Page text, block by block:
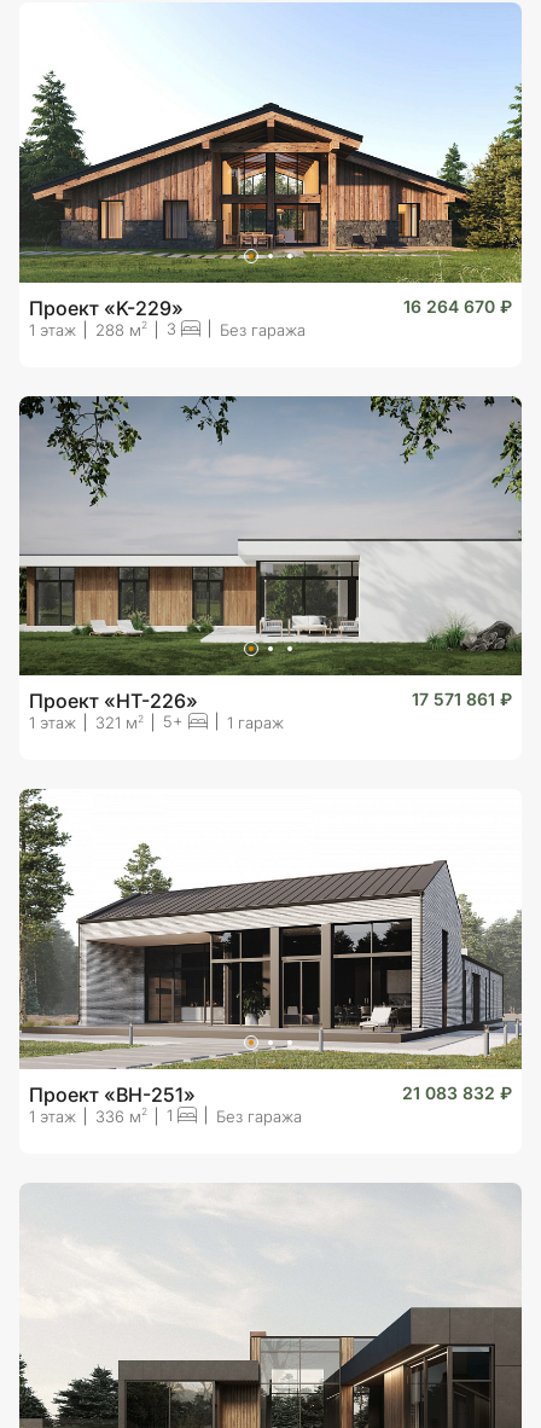
Проект «K-229» 16 264 670 ₽
1 этаж 288 м2 3 Без гаража
Проект «HT-226» 17 571 861 ₽
1 этаж 321 м 2 5+ 1 гараж
Проект «BH-251» 21 083 832 ₽
1 этаж 336 м2 1 Без гаража